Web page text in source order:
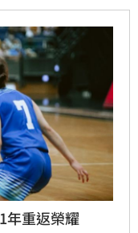
重返榮耀